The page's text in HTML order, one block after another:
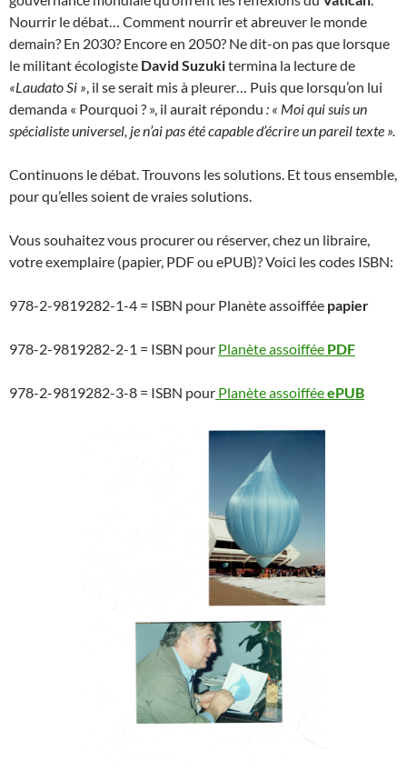
Nourrir le débat… Comment nourrir et abreuver le monde
demain? En 2030? Encore en 2050? Ne dit-on pas que lorsque
le militant écologiste David Suzukitermina la lecture de
«Laudato Si », il se serait mis à pleurer… Puis que lorsqu’on lui
demanda « Pourquoi ? », il aurait répondu : « Moi qui suis un
spécialiste universel, je n’ai pas été capable d’écrire un pareil texte ».
Continuons le débat. Trouvons les solutions. Et tous ensemble,
pour qu’elles soient de vraies solutions.
Vous souhaitez vous procurer ou réserver, chez un libraire,
votre exemplaire (papier, PDF ou ePUB)? Voici les codes ISBN:
978-2-9819282-1-4 = ISBN pour Planète assoiffée papier
978-2-9819282-2-1 = ISBN pour Planète assoiffée PDF
978-2-9819282-3-8 = ISBN pour Planète assoifféeePUB